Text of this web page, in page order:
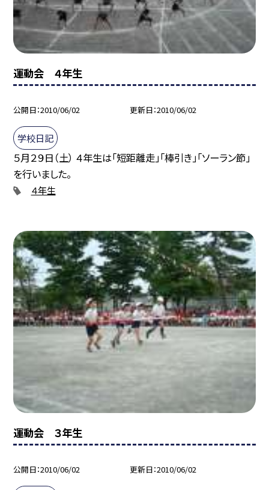
運動会 ４年生
公開日 2010/06/02 更新日 2010/06/02
学校日記
５月２９日（土） ４年生は「短距離走」「棒引き」「ソーラン節」
を行いました。
４年生
運動会 ３年生
公開日 2010/06/02 更新日 2010/06/02